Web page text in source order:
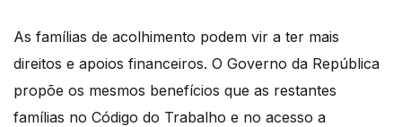
As famílias de acolhimento podem vir a ter mais
direitos e apoios financeiros. O Governo da República
propõe os mesmos benefícios que as restantes
famílias no Código do Trabalho e no acesso a